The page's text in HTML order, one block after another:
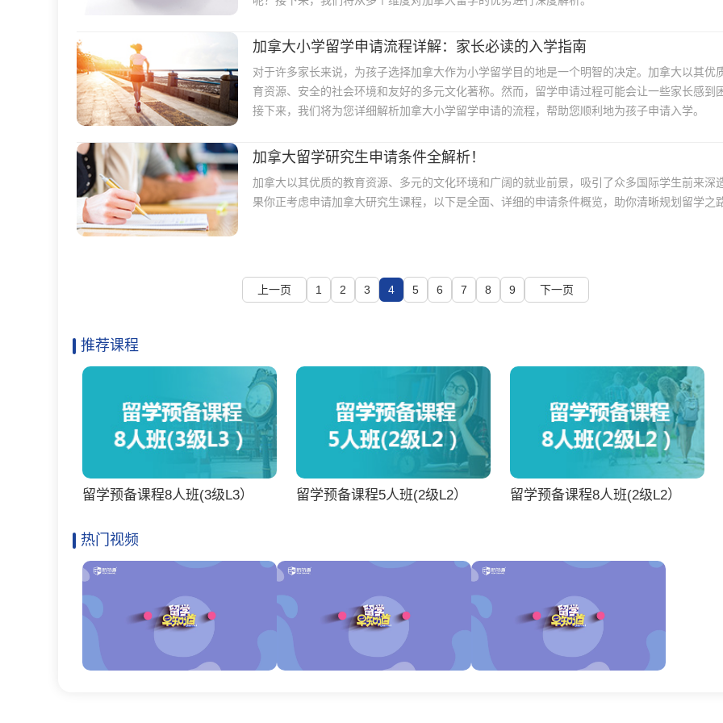
加拿大小学留学申请流程详解：家长必读的入学指南
对于许多家长来说，为孩子选择加拿大作为小学留学目的地是一个明智的决定。加拿大以其优
育资源、安全的社会环境和友好的多元文化著称。然而，留学申请过程可能会让一些家长感到
接下来，我们将为您详细解析加拿大小学留学申请的流程，帮助您顺利地为孩子申请入学。
加拿大留学研究生申请条件全解析！
加拿大以其优质的教育资源、多元的文化环境和广阔的就业前景，吸引了众多国际学生前来深
果你正考虑申请加拿大研究生课程，以下是全面、详细的申请条件概览，助你清晰规划留学之路
上一页 1 2 3 4 5 6 7 8 9 下一页
推荐课程
留学预备课程8人班(3级L3） 留学预备课程5人班(2级L2） 留学预备课程8人班(2级L2）
热门视频